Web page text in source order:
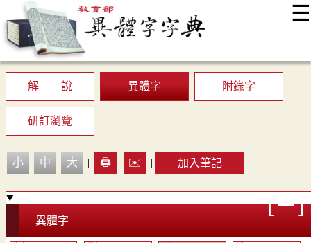
☰
最新消息
顯示模式
網站導覽
解 說
異體字 附錄字
研訂瀏覽
小 中 大 | 🖨️ ✉️ | 加入筆記
異體字